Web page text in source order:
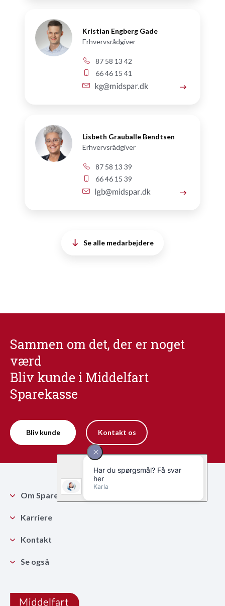
Kristian Engberg Gade
Erhvervsrådgiver
87 58 13 42
66 46 15 41
Lisbeth Grauballe Bendtsen
Erhvervsrådgiver
87 58 13 39
66 46 15 39
Se alle medarbejdere
Sammen om det, der er noget
værd
Bliv kunde i Middelfart
Sparekasse
Bliv kunde Kontakt os
Om Sparekassen
Karriere
Kontakt
Se også